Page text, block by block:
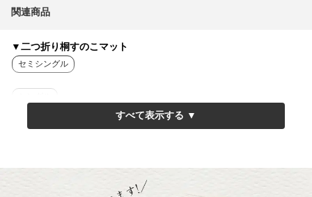
関連商品
▼二つ折り桐すのこマット
セミシングル
セミダブル